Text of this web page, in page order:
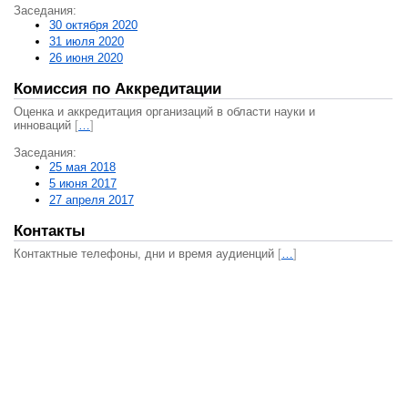
Заседания:
30 октября 2020
31 июля 2020
26 июня 2020
Комиссия по Аккредитации
Оценка и аккредитация организаций в области науки и
инноваций […]
Заседания:
25 мая 2018
5 июня 2017
27 апреля 2017
Контакты
Контактные телефоны, дни и время аудиенций […]